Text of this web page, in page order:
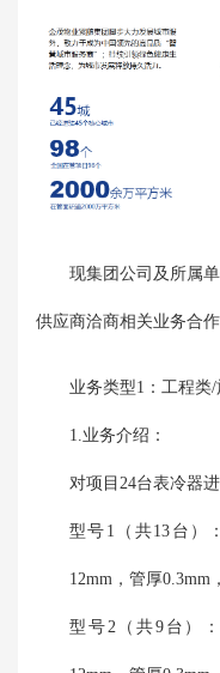
现集团公司及所属
供应商洽商相关业务合
业务类型1：工程类
1.业务介绍：
对项目24台表冷器
型号1（共13台）
12mm，管厚0.3mm
型号2（共9台）